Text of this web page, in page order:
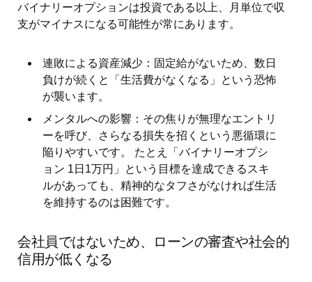
バイナリーオプションは投資である以上、月単位で収
支がマイナスになる可能性が常にあります。
連敗による資産減少：固定給がないため、数日
負けが続くと「生活費がなくなる」という恐怖
が襲います。
メンタルへの影響：その焦りが無理なエントリ
ーを呼び、さらなる損失を招くという悪循環に
陥りやすいです。 たとえ「バイナリーオプシ
ョン 1日1万円」という目標を達成できるスキ
ルがあっても、精神的なタフさがなければ生活
を維持するのは困難です。
会社員ではないため、ローンの審査や社会的
信用が低くなる